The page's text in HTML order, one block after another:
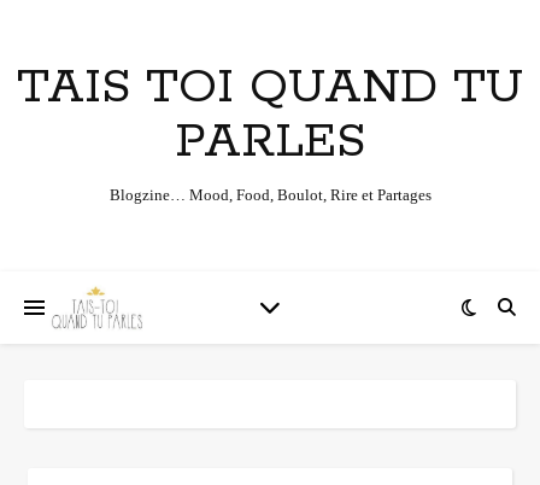
TAIS TOI QUAND TU
PARLES
Blogzine… Mood, Food, Boulot, Rire et Partages